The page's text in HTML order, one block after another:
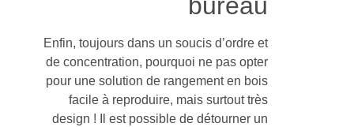
bureau
Enfin, toujours dans un soucis d’ordre et
de concentration, pourquoi ne pas opter
pour une solution de rangement en bois
facile à reproduire, mais surtout très
design ! Il est possible de détourner un